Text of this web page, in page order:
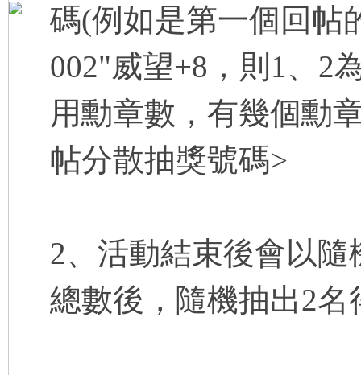
碼(例如是第一個回帖
002"威望+8，則1、2
用勳章數，有幾個勳
帖分散抽獎號碼>
2、活動結束後會以
總數後，隨機抽出2名